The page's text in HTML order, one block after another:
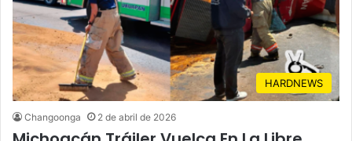
HARDNEWS
Changoonga 2 de abril de 2026